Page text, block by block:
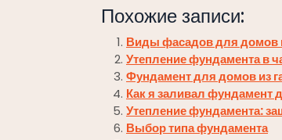
Похожие записи:
Виды фасадов для домов
Утепление фундамента в
Фундамент для домов из
Как я заливал фундамент
Утепление фундамента:
Выбор типа фундамента